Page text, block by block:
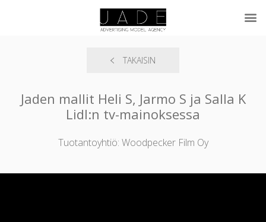
TAKAISIN
Jaden mallit Heli S, Jarmo S ja Salla K
Lidl:n tv-mainoksessa
Tuotantoyhtiö: Woodpecker Film Oy